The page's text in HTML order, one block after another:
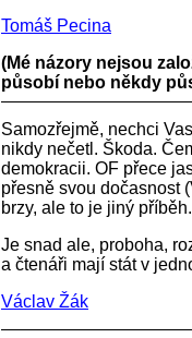
Tomáš Pecina
(Mé názory nejsou
působí nebo někdy
Samozřejmě, nechci
nikdy nečetl. Škoda.
demokracii. OF přece
přesně svou dočasnost
brzy, ale to je jiný příběh.
Je snad ale, proboha,
a čtenáři mají stát v
Václav Žák